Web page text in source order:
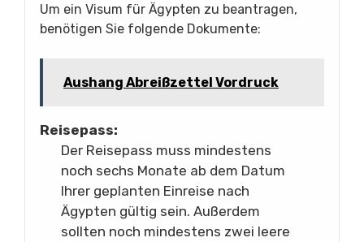
Um ein Visum für Ägypten zu beantragen,
benötigen Sie folgende Dokumente:
Aushang Abreißzettel Vordruck
Reisepass:
Der Reisepass muss mindestens
noch sechs Monate ab dem Datum
Ihrer geplanten Einreise nach
Ägypten gültig sein. Außerdem
sollten noch mindestens zwei leere